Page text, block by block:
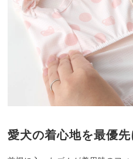
愛犬の着心地を最優